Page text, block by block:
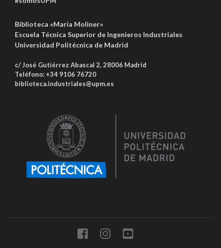
Biblioteca «María Moliner»
Escuela Técnica Superior de Ingenieros Industriales
Universidad Politécnica de Madrid
c/ José Gutiérrez Abascal 2, 28006 Madrid
Teléfono: +34 9106 76720
biblioteca.industriales@upm.es